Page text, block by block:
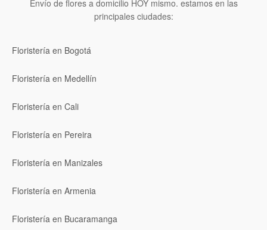
Envío de flores a domicilio HOY mismo. estamos en las
principales ciudades:
Floristería en Bogotá
Floristería en Medellín
Floristería en Cali
Floristería en Pereira
Floristería en Manizales
Floristería en Armenia
Floristería en Bucaramanga